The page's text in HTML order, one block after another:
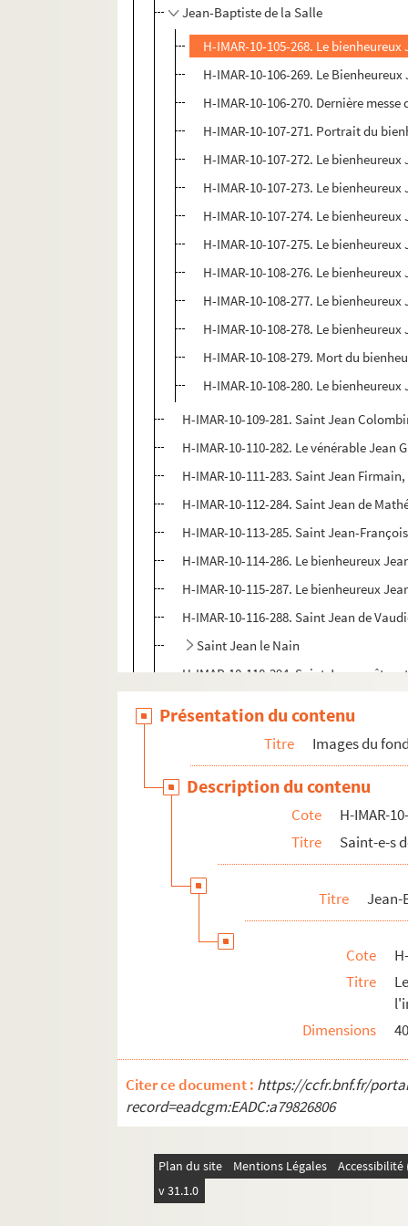
Jean-Baptiste de la Salle
H-IMAR-10-105-268. Le
H-IMAR-10-106-269. Le
H-IMAR-10-106-270. Dernière
H-IMAR-10-107-271. Portrait du
H-IMAR-10-107-272. Le
H-IMAR-10-107-273. Le
H-IMAR-10-107-274. Le
H-IMAR-10-107-275. Le
H-IMAR-10-108-276. Le
H-IMAR-10-108-277. Le
H-IMAR-10-108-278. Le
H-IMAR-10-108-279. Mort du
H-IMAR-10-108-280. Le
H-IMAR-10-109-281. Saint Jean
H-IMAR-10-110-282. Le vénérable
H-IMAR-10-111-283. Saint Jean
H-IMAR-10-112-284. Saint Jean de
H-IMAR-10-113-285. Saint Jean-
H-IMAR-10-114-286. Le bienheureux
H-IMAR-10-115-287. Le bienheureux
H-IMAR-10-116-288. Saint Jean de
Saint Jean le Nain
H-IMAR-10-118-294. Saint Jean, prêtre
H-IMAR-10-118-298. Saint Jean
H-IMAR-10-119-299. Saint Jean
H-IMAR-10-119-300. Saint Jean
H-IMAR-10-120-302. Saint Jean, évêque
H-IMAR-10-120-304. Saint Jean, saint
H-IMAR-10-156-399. Le vénérable
H-IMAR-10-157-400. Jésus, fils de
H-IMAR-10-158-402. Saint Jérémie
H-IMAR-10-158-403. Saint Jérémie
H-IMAR-10-158-404. Saint Jérémie,
H-IMAR-10-159-405. Saint Jérémie
Présentation du contenu
Titre Images du
Description du contenu
Cote
H-IMAR-
Titre
Saint-e-s
Titre Jean-
Cote
Titre
Dimensions
Citer ce document : https://ccfr.bnf.fr/
record=eadcgm:EADC:a79826806
Plan du site Mentions Légales
v 31.1.0